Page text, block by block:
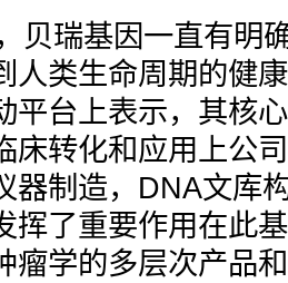
贝瑞基因一直有明
人类生命周期的健
平台上表示，其核
床转化和应用上公
器制造，DNA文库
挥了重要作用在此
瘤学的多层次产品